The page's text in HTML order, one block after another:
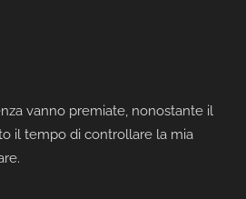
vanno premiate, nonostante il
il tempo di controllare la mia